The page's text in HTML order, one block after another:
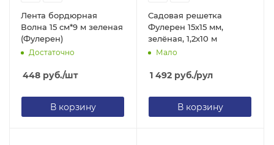
Лента бордюрная
Волна 15 см*9 м зеленая
(Фулерен)
Достаточно
448 руб./шт
В корзину
Садовая решетка
Фулерен 15х15 мм,
зелёная, 1,2х10 м
Мало
1 492 руб./рул
В корзину